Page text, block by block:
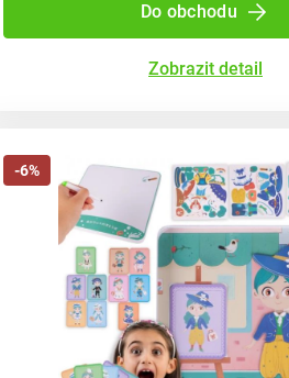
Do obchodu
Zobrazit detail
-6%